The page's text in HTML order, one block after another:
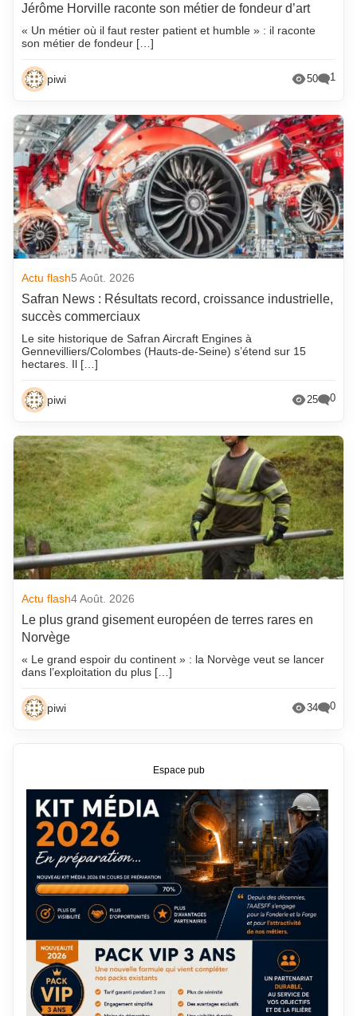
Jérôme Horville raconte son métier de fondeur d’art
« Un métier où il faut rester patient et humble » : il raconte
son métier de fondeur […]
piwi 50 1
Actu flash5 Août. 2026
Safran News : Résultats record, croissance industrielle,
succès commerciaux
Le site historique de Safran Aircraft Engines à
Gennevilliers/Colombes (Hauts-de-Seine) s’étend sur 15
hectares. Il […]
piwi 25 0
Actu flash4 Août. 2026
Le plus grand gisement européen de terres rares en
Norvège
« Le grand espoir du continent » : la Norvège veut se lancer
dans l’exploitation du plus […]
piwi 34 0
Espace pub